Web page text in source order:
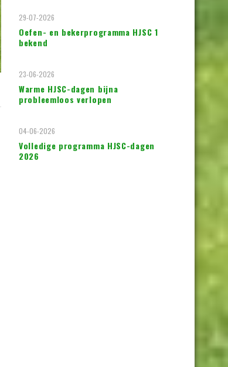
Oefen- en bekerprogramma HJSC 1
bekend
29-07-2026
Warme HJSC-dagen bijna
probleemloos verlopen
23-06-2026
Volledige programma HJSC-dagen
2026
04-06-2026